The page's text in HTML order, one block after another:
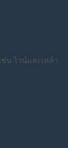
น ไวน์และเหล้า